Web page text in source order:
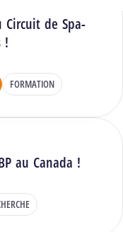
de Spa-
!
FORMATION
au Canada !